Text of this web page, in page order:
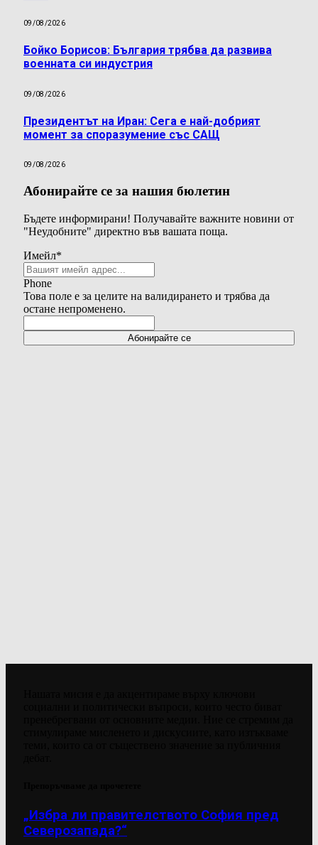
09/08/2026
Бойко Борисов: България трябва да развива
военната си индустрия
09/08/2026
Президентът на Иран: Сега е най-добрият
момент за споразумение със САЩ
09/08/2026
Абонирайте се за нашия бюлетин
Бъдете информирани! Получавайте важните новини от
"Неудобните" директно във вашата поща.
Имейл*
Phone
Това поле е за целите на валидирането и трябва да
остане непроменено.
„Избра ли правителството София пред
Северозапада?“